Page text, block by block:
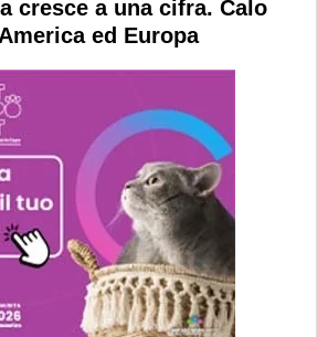
cresce a una cifra. Calo
ed Europa